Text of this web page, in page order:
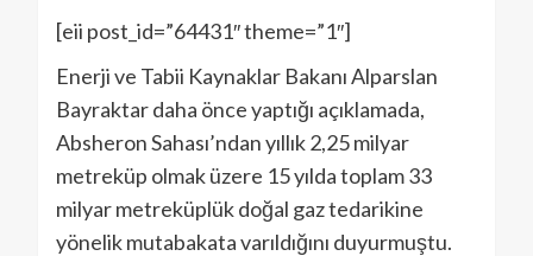
[eii post_id=”64431″ theme=”1″]
Enerji ve Tabii Kaynaklar Bakanı Alparslan
Bayraktar daha önce yaptığı açıklamada,
Absheron Sahası’ndan yıllık 2,25 milyar
metreküp olmak üzere 15 yılda toplam 33
milyar metreküplük doğal gaz tedarikine
yönelik mutabakata varıldığını duyurmuştu.